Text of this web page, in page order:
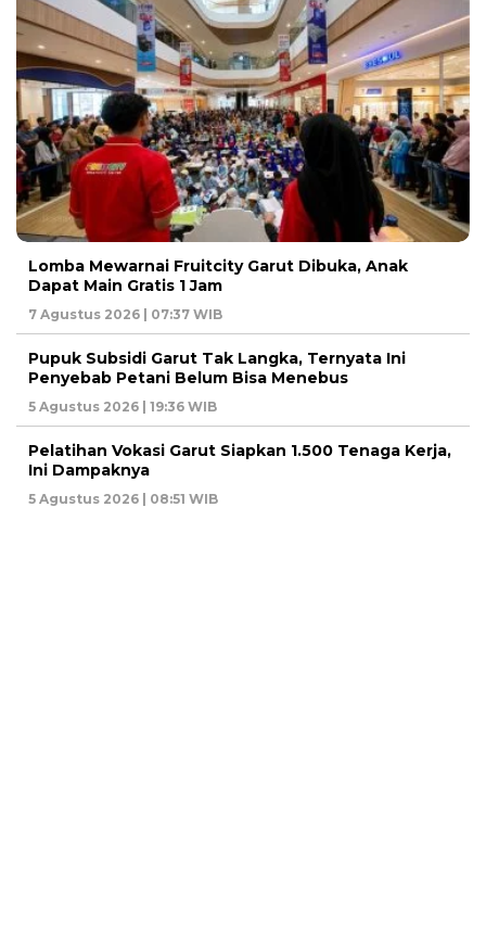
Lomba Mewarnai Fruitcity Garut Dibuka, Anak
Dapat Main Gratis 1 Jam
7 Agustus 2026 | 07:37 WIB
Pupuk Subsidi Garut Tak Langka, Ternyata Ini
Penyebab Petani Belum Bisa Menebus
5 Agustus 2026 | 19:36 WIB
Pelatihan Vokasi Garut Siapkan 1.500 Tenaga Kerja,
Ini Dampaknya
5 Agustus 2026 | 08:51 WIB